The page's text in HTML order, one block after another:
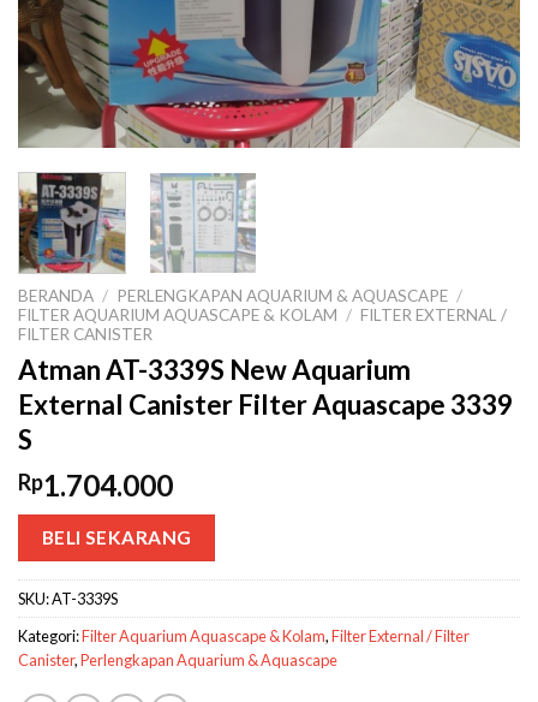
BERANDA / PERLENGKAPAN AQUARIUM & AQUASCAPE /
FILTER AQUARIUM AQUASCAPE & KOLAM / FILTER EXTERNAL /
FILTER CANISTER
Atman AT-3339S New Aquarium
External Canister Filter Aquascape 3339
S
Rp1.704.000
BELI SEKARANG
SKU:AT-3339S
Kategori:Filter Aquarium Aquascape & Kolam,Filter External / Filter
Canister,Perlengkapan Aquarium & Aquascape